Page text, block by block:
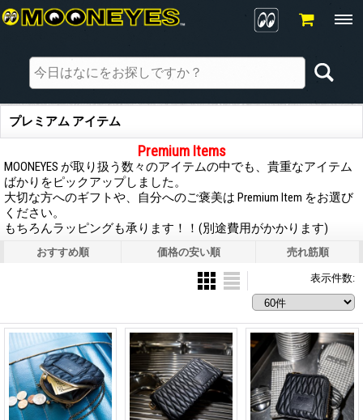
プレミアム アイテム
Premium Items
MOONEYES が取り扱う数々のアイテムの中でも、貴重なアイテム
ばかりをピックアップしました。
大切な方へのギフトや、自分へのご褒美は Premium Item をお選び
ください。
もちろんラッピングも承ります！！(別途費用がかかります)
おすすめ順 価格の安い順 売れ筋順
表示件数: